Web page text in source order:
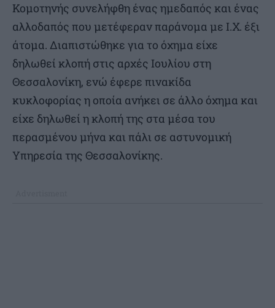
Κομοτηνής συνελήφθη ένας ημεδαπός και ένας
αλλοδαπός που μετέφεραν παράνομα με Ι.Χ. έξι
άτομα. Διαπιστώθηκε για το όχημα είχε
δηλωθεί κλοπή στις αρχές Ιουλίου στη
Θεσσαλονίκη, ενώ έφερε πινακίδα
κυκλοφορίας η οποία ανήκει σε άλλο όχημα και
είχε δηλωθεί η κλοπή της στα μέσα του
περασμένου μήνα και πάλι σε αστυνομική
Υπηρεσία της Θεσσαλονίκης.